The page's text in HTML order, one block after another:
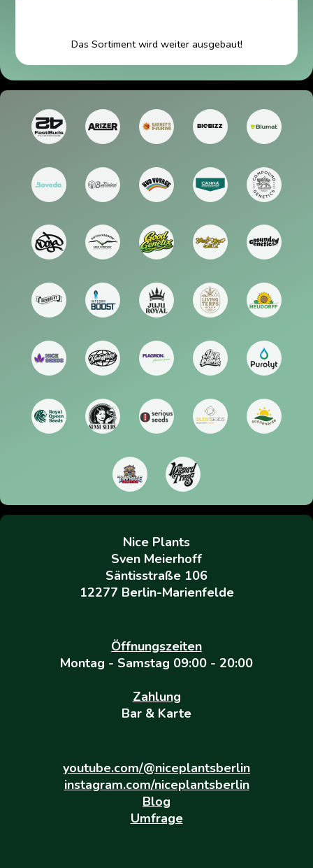
Das Sortiment wird weiter ausgebaut!
Nice Plants
Sven Meierhoff
Säntisstraße 106
12277 Berlin-Marienfelde
Öffnungszeiten
Montag - Samstag 09:00 - 20:00
Zahlung
Bar & Karte
youtube.com/@niceplantsberlin
instagram.com/niceplantsberlin
Blog
Umfrage